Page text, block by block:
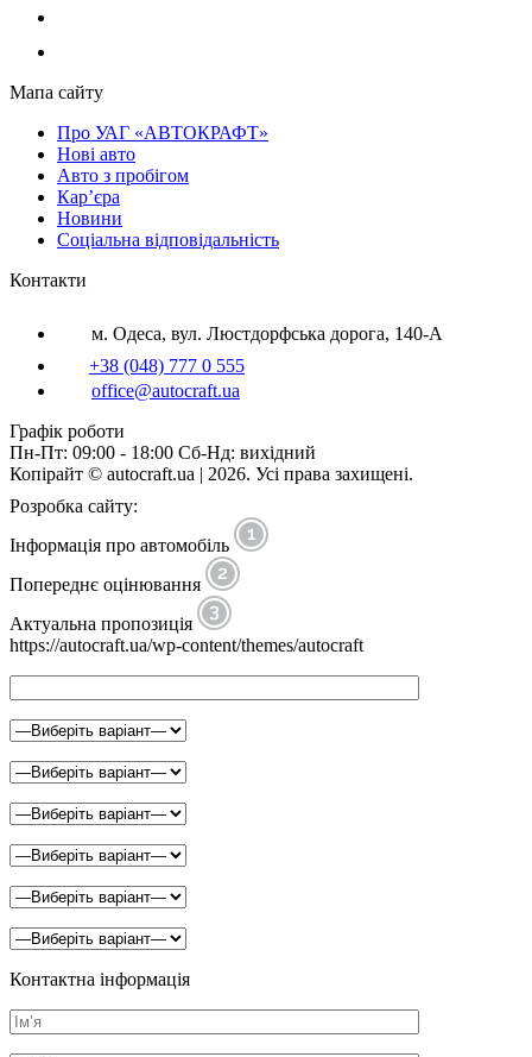
Мапа сайту
Про УАГ «АВТОКРАФТ»
Нові авто
Авто з пробігом
Кар’єра
Новини
Соціальна відповідальність
Контакти
м. Одеса, вул. Люстдорфська дорога, 140-А
+38 (048) 777 0 555
office@autocraft.ua
Графік роботи
Пн-Пт: 09:00 - 18:00 Сб-Нд: вихідний
Копірайт © autocraft.ua | 2026. Усі права захищені.
Розробка сайту:
Інформація про автомобіль
Попереднє оцінювання
Актуальна пропозиція
https://autocraft.ua/wp-content/themes/autocraft
Контактна інформація